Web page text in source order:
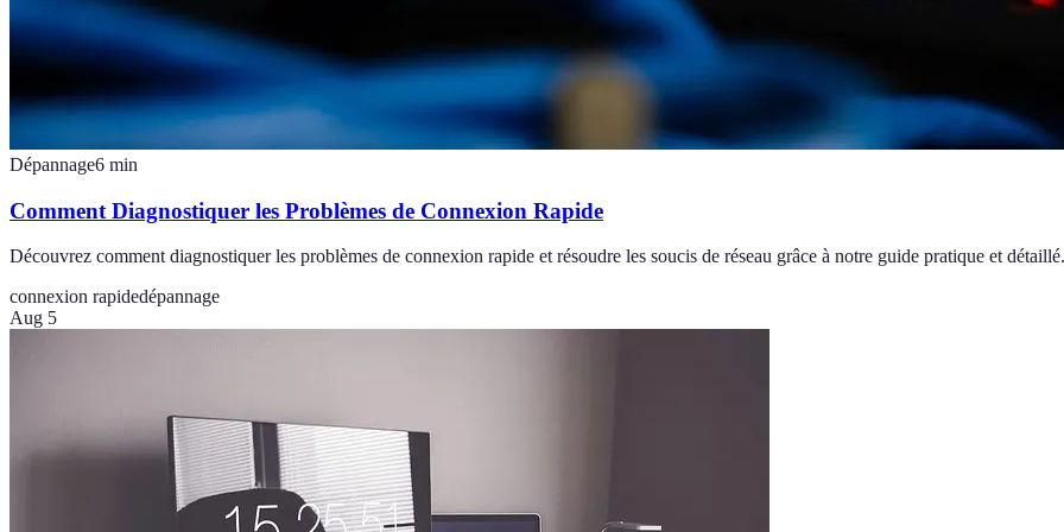
Dépannage6 min
Comment Diagnostiquer les Problèmes de Connexion Rapide
Découvrez comment diagnostiquer les problèmes de connexion rapide et résoudre les soucis de réseau grâce à notre guide pratique et détaillé.
connexion rapidedépannage
Aug 5